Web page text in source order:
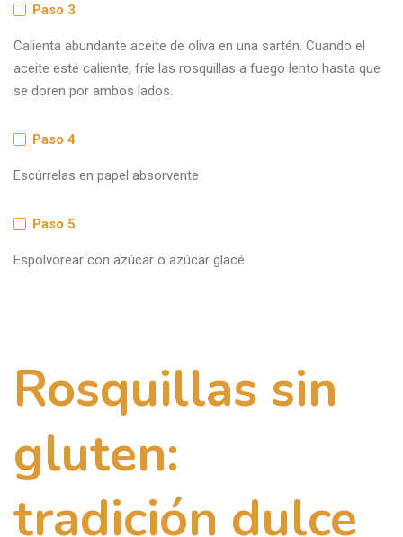
Paso 3
Calienta abundante aceite de oliva en una sartén. Cuando el
aceite esté caliente, fríe las rosquillas a fuego lento hasta que
se doren por ambos lados.
Paso 4
Escúrrelas en papel absorvente
Paso 5
Espolvorear con azúcar o azúcar glacé
Rosquillas sin
gluten:
tradición dulce